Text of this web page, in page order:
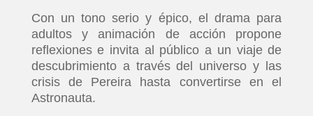
Con un tono serio y épico, el drama para
adultos y animación de acción propone
reflexiones e invita al público a un viaje de
descubrimiento a través del universo y las
crisis de Pereira hasta convertirse en el
Astronauta.